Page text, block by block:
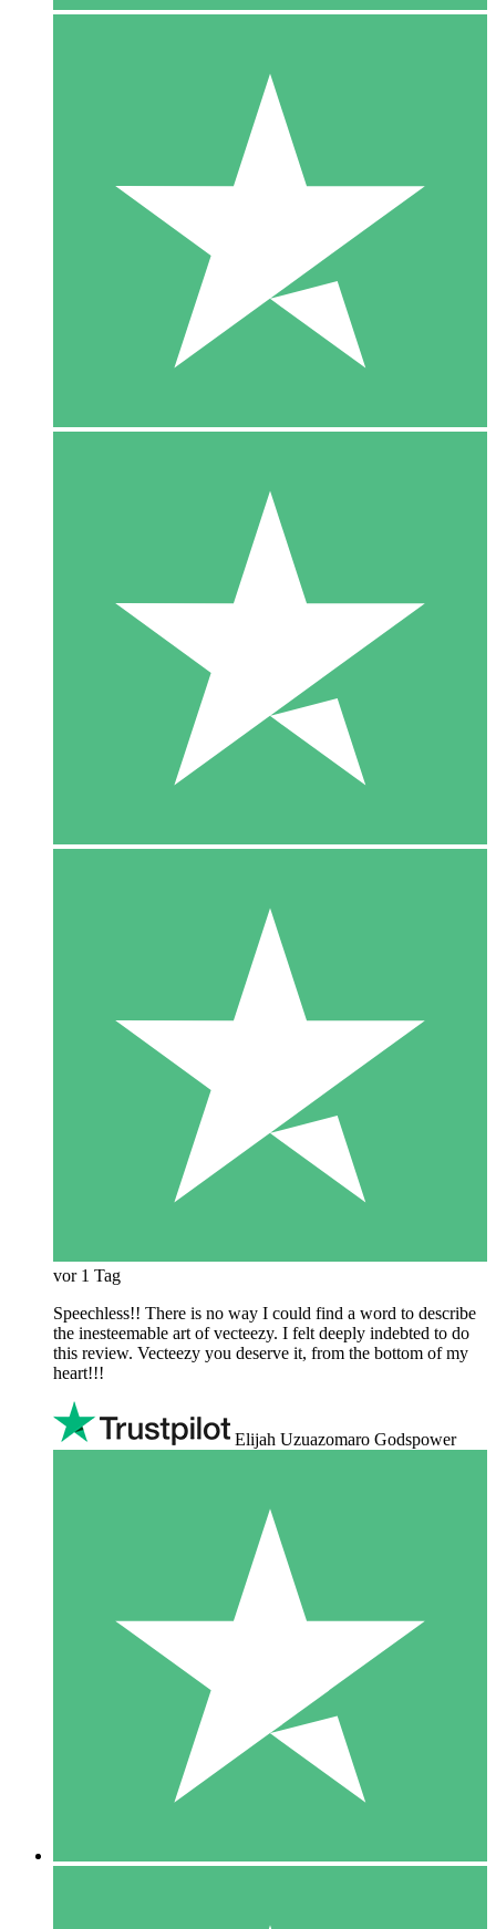
vor 1 Tag
Speechless!! There is no way I could find a word to describe
the inesteemable art of vecteezy. I felt deeply indebted to do
this review. Vecteezy you deserve it, from the bottom of my
heart!!!
Elijah Uzuazomaro Godspower